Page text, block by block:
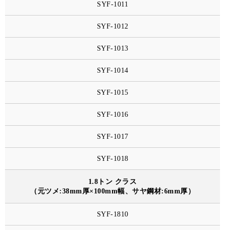
SYF-1011
SYF-1012
SYF-1013
SYF-1014
SYF-1015
SYF-1016
SYF-1017
SYF-1018
1.8トン クラス
（元ツメ:38mm厚×100mm幅、サヤ鋼材:6mm厚）
SYF-1810